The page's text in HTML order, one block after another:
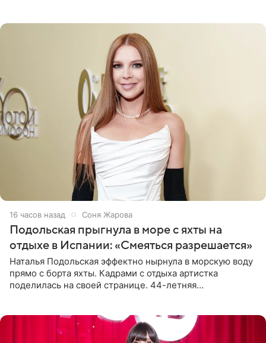
16 часов назад Соня Жарова
Подольская прыгнула в море с яхты на
отдыхе в Испании: «Смеяться разрешается»
Наталья Подольская эффектно нырнула в морскую воду
прямо с борта яхты. Кадрами с отдыха артистка
поделилась на своей странице. 44-летняя